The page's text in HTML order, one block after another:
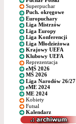
Superpuchar
Puch. okręgowe
Europuchary
Liga Mistrzów
Liga Europy
Liga Konferencji
Liga Młodzieżowa
Krajowy UEFA
Klubowy UEFA
Reprezentacja
eMŚ 2026
MŚ 2026
Liga Narodów 26/27
eME 2024
ME 2024
Kobiety
Futsal
Kalendarz